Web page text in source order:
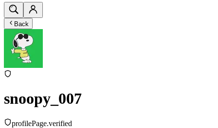
Back
snoopy_007
profilePage.verified